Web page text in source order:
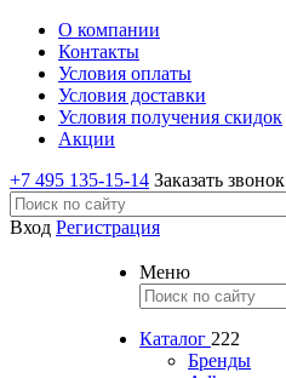
О компании
Контакты
Условия оплаты
Условия доставки
Условия получения скидок
Акции
+7 495 135-15-14 Заказать звонок
Вход Регистрация
Меню
Каталог 222
Бренды